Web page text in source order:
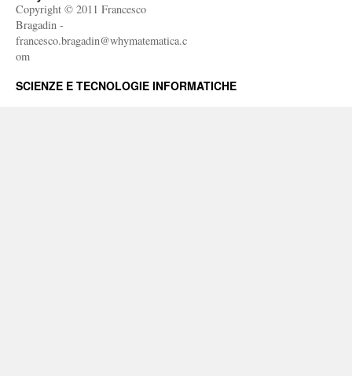
Copyright © 2011 Francesco
Bragadin -
francesco.bragadin@whymatematica.c
om
SCIENZE E TECNOLOGIE INFORMATICHE